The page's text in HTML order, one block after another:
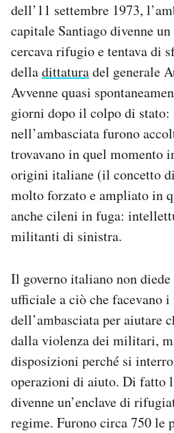
AREA PERSONALE
Area Personale
Notifiche mobile
Regala il Post
Hai bisogno di aiuto?
Esci
dell’11 settembre 1973,
capitale Santiago divenne
cercava rifugio e tentava di
delladittaturadel generale
Avvenne quasi
giorni dopo il colpo di
nell’ambasciata furono
trovavano in quel momento
origini italiane (il concetto
molto forzato e ampliato in
anche cileni in fuga:
militanti di sinistra.
Il governo italiano non
ufficiale a ciò che facevano
dell’ambasciata per aiutare
dalla violenza dei militari,
disposizioni perché si
operazioni di aiuto. Di fatto
divenne un’enclave di
regime. Furono circa 750 le